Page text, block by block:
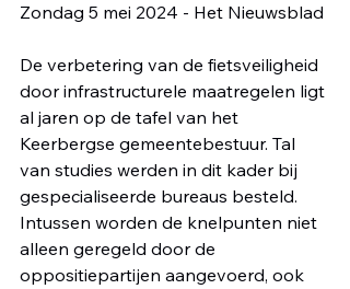
Zondag 5 mei 2024 - Het Nieuwsblad
De verbetering van de fietsveiligheid
door infrastructurele maatregelen ligt
al jaren op de tafel van het
Keerbergse gemeentebestuur. Tal
van studies werden in dit kader bij
gespecialiseerde bureaus besteld.
Intussen worden de knelpunten niet
alleen geregeld door de
oppositiepartijen aangevoerd, ook